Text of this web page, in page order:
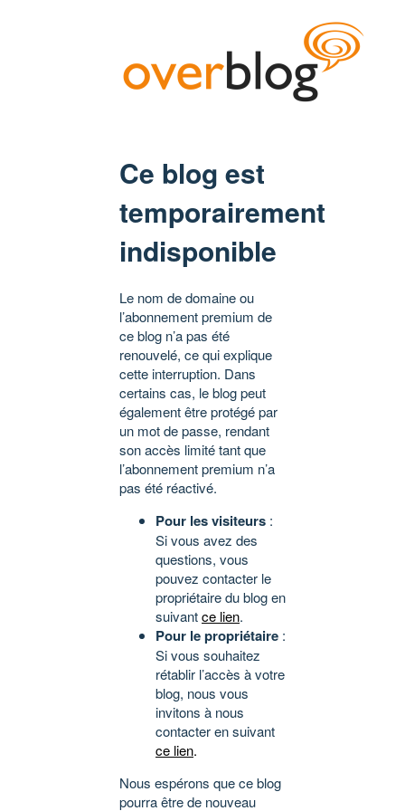
Ce blog est
temporairement
indisponible
Le nom de domaine ou
l’abonnement premium de
ce blog n’a pas été
renouvelé, ce qui explique
cette interruption. Dans
certains cas, le blog peut
également être protégé par
un mot de passe, rendant
son accès limité tant que
l’abonnement premium n’a
pas été réactivé.
Pour les visiteurs :
Si vous avez des
questions, vous
pouvez contacter le
propriétaire du blog en
suivantce lien.
Pour le propriétaire :
Si vous souhaitez
rétablir l’accès à votre
blog, nous vous
invitons à nous
contacter en suivant
ce lien.
Nous espérons que ce blog
pourra être de nouveau